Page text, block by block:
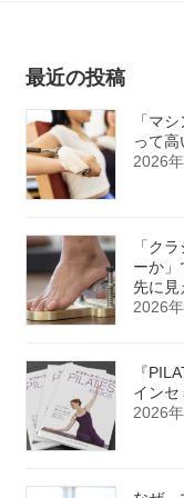
最近の投稿
「マ
って高
2026
「ク
ーか」
先に見
2026
『
イン
2026